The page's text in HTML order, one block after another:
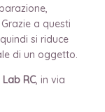
a questi
si riduce
di un oggetto.
RC, in via